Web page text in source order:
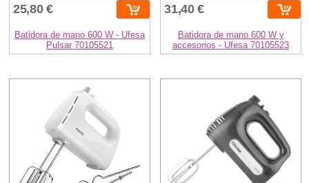
25,80 €
Batidora de mano 600 W - Ufesa
Pulsar 70105521
31,40 €
Batidora de mano 600 W y
accesorios - Ufesa 70105523